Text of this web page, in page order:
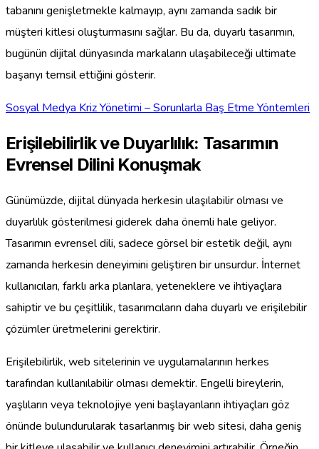
tabanını genişletmekle kalmayıp, aynı zamanda sadık bir
müşteri kitlesi oluşturmasını sağlar. Bu da, duyarlı tasarımın,
bugünün dijital dünyasında markaların ulaşabileceği ultimate
başarıyı temsil ettiğini gösterir.
Sosyal Medya Kriz Yönetimi – Sorunlarla Baş Etme Yöntemleri
Erişilebilirlik ve Duyarlılık: Tasarımın
Evrensel Dilini Konuşmak
Günümüzde, dijital dünyada herkesin ulaşılabilir olması ve
duyarlılık gösterilmesi giderek daha önemli hale geliyor.
Tasarımın evrensel dili, sadece görsel bir estetik değil, aynı
zamanda herkesin deneyimini geliştiren bir unsurdur. İnternet
kullanıcıları, farklı arka planlara, yeteneklere ve ihtiyaçlara
sahiptir ve bu çeşitlilik, tasarımcıların daha duyarlı ve erişilebilir
çözümler üretmelerini gerektirir.
Erişilebilirlik, web sitelerinin ve uygulamalarının herkes
tarafından kullanılabilir olması demektir. Engelli bireylerin,
yaşlıların veya teknolojiye yeni başlayanların ihtiyaçları göz
önünde bulundurularak tasarlanmış bir web sitesi, daha geniş